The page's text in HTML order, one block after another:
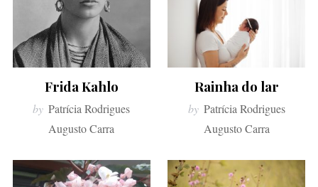
Frida Kahlo
by Patrícia Rodrigues
Augusto Carra
Rainha do lar
by Patrícia Rodrigues
Augusto Carra
S
e
a
c
o
r